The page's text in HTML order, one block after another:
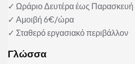
✓ Ωράριο Δευτέρα έως
✓ Αμοιβή 6€/ώρα
✓ Σταθερό εργασιακό περιβάλλον
Γλώσσα